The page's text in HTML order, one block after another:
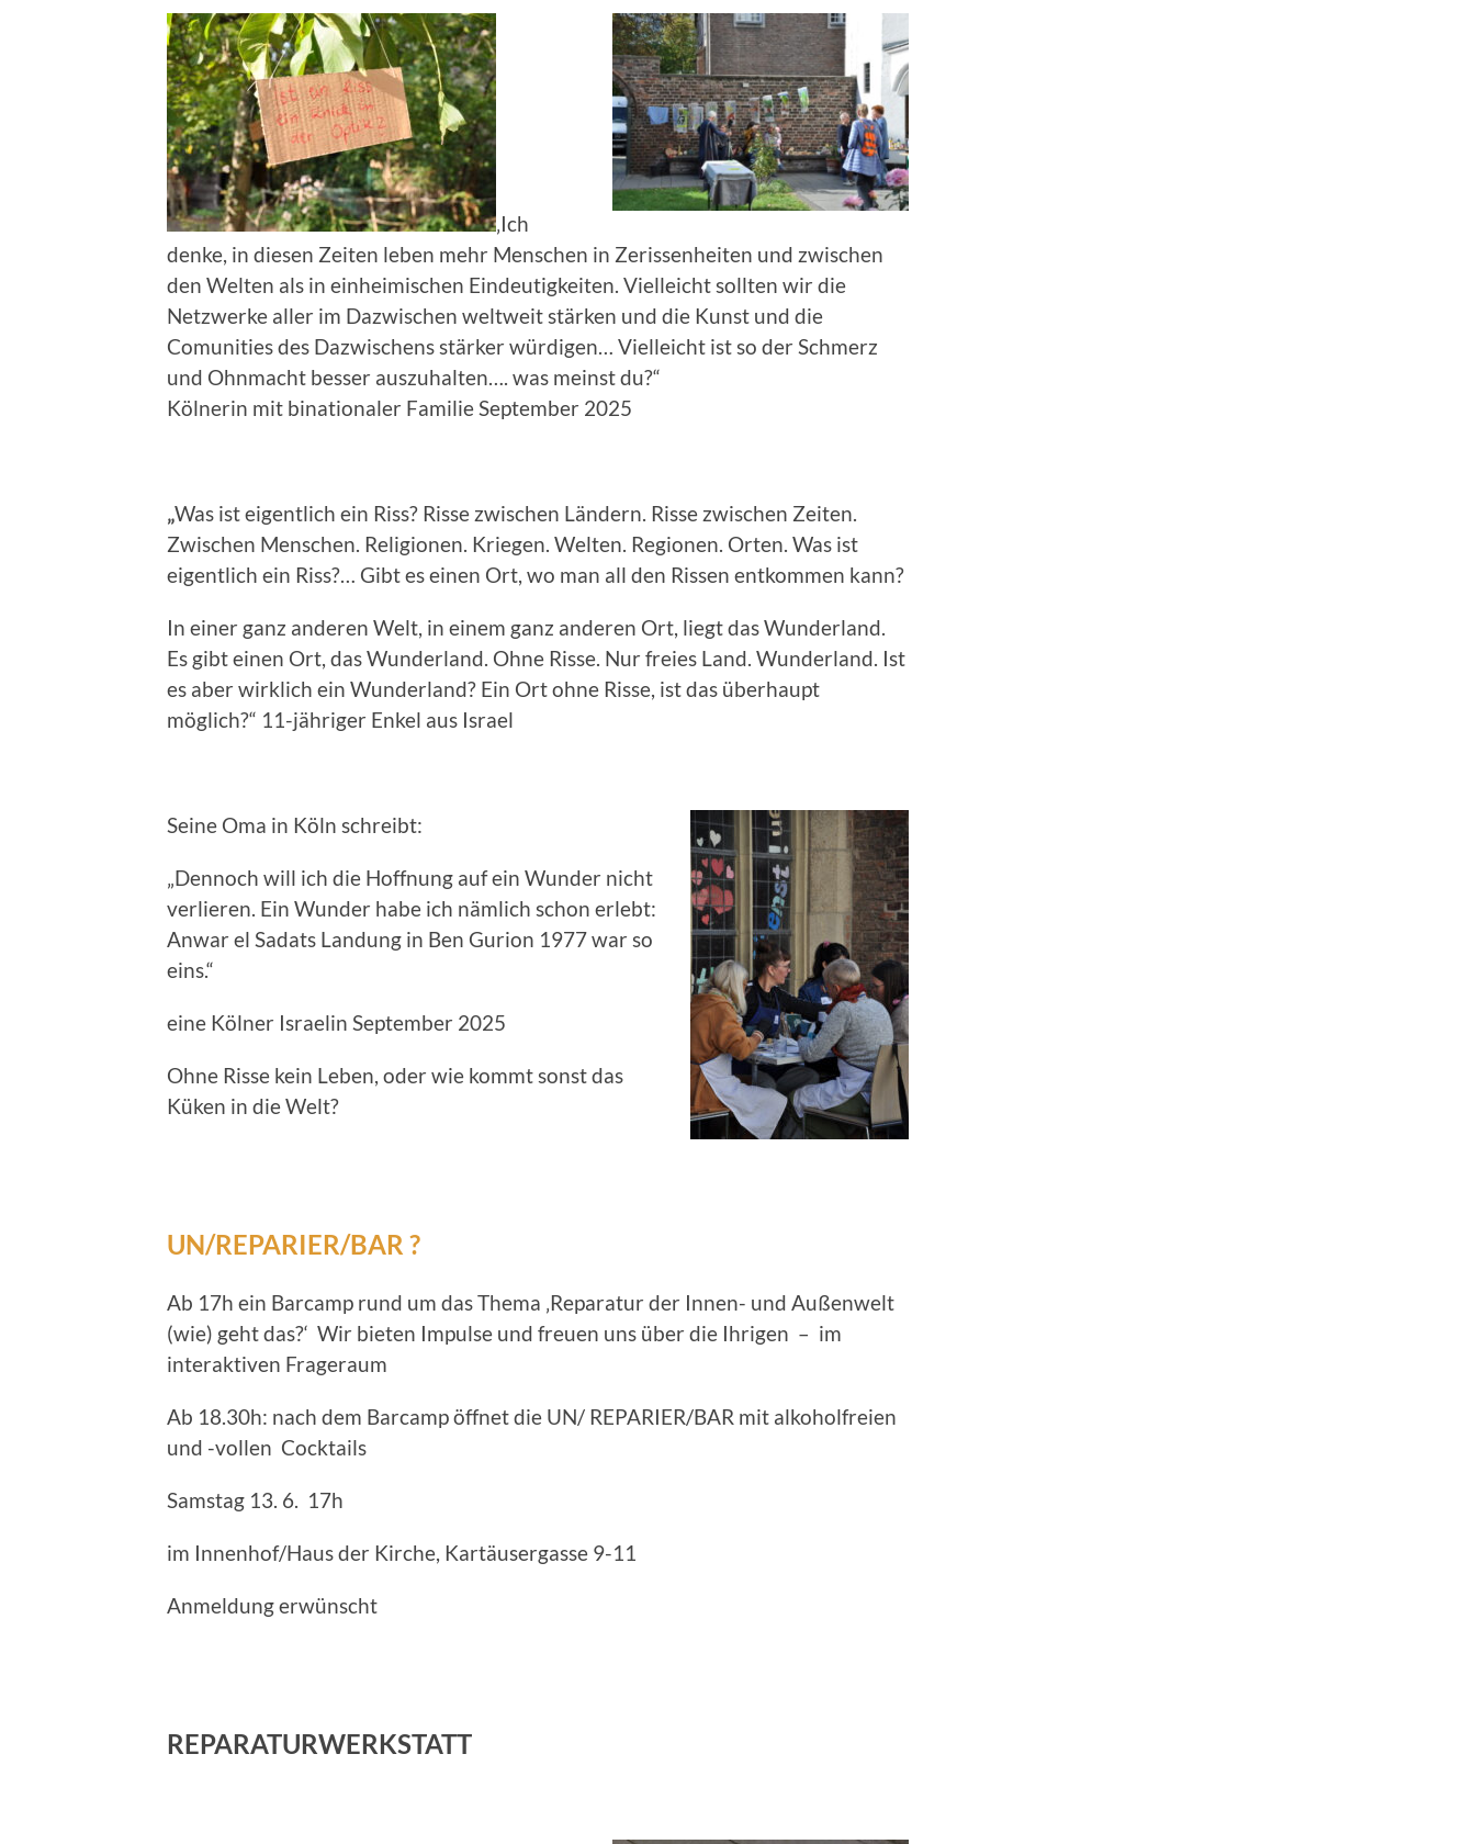
‚Ich
denke, in diesen Zeiten leben mehr Menschen in Zerissenheiten und zwischen
den Welten als in einheimischen Eindeutigkeiten. Vielleicht sollten wir die
Netzwerke aller im Dazwischen weltweit stärken und die Kunst und die
Comunities des Dazwischens stärker würdigen… Vielleicht ist so der Schmerz
und Ohnmacht besser auszuhalten…. was meinst du?“
Kölnerin mit binationaler Familie September 2025
„Was ist eigentlich ein Riss? Risse zwischen Ländern. Risse zwischen Zeiten.
Zwischen Menschen. Religionen. Kriegen. Welten. Regionen. Orten. Was ist
eigentlich ein Riss?… Gibt es einen Ort, wo man all den Rissen entkommen kann?
In einer ganz anderen Welt, in einem ganz anderen Ort, liegt das Wunderland.
Es gibt einen Ort, das Wunderland. Ohne Risse. Nur freies Land. Wunderland. Ist
es aber wirklich ein Wunderland? Ein Ort ohne Risse, ist das überhaupt
möglich?“ 11-jähriger Enkel aus Israel
Seine Oma in Köln schreibt:
„Dennoch will ich die Hoffnung auf ein Wunder nicht
verlieren. Ein Wunder habe ich nämlich schon erlebt:
Anwar el Sadats Landung in Ben Gurion 1977 war so
eins.“
eine Kölner Israelin September 2025
Ohne Risse kein Leben, oder wie kommt sonst das
Küken in die Welt?
UN/REPARIER/BAR ?
Ab 17h ein Barcamp rund um das Thema ‚Reparatur der Innen- und Außenwelt
(wie) geht das?‘ Wir bieten Impulse und freuen uns über die Ihrigen – im
interaktiven Frageraum
Ab 18.30h: nach dem Barcamp öffnet die UN/ REPARIER/BAR mit alkoholfreien
und -vollen Cocktails
Samstag 13. 6. 17h
im Innenhof/Haus der Kirche, Kartäusergasse 9-11
Anmeldung erwünscht
REPARATURWERKSTATT